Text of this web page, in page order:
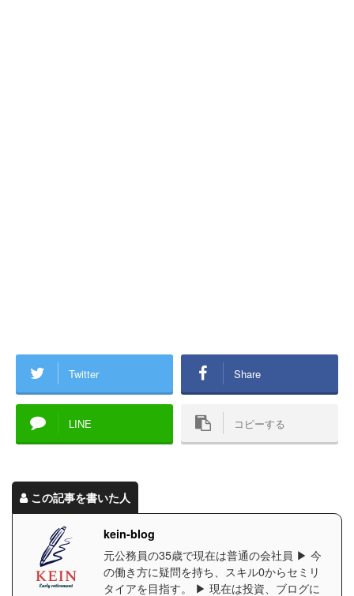
Twitter Share
LINE コピーする
この記事を書いた人
kein-blog
元公務員の35歳で現在は普通の会社員 ▶︎ 今
の働き方に疑問を持ち、スキル0からセミリ
タイアを目指す。 ▶︎ 現在は投資、ブログに